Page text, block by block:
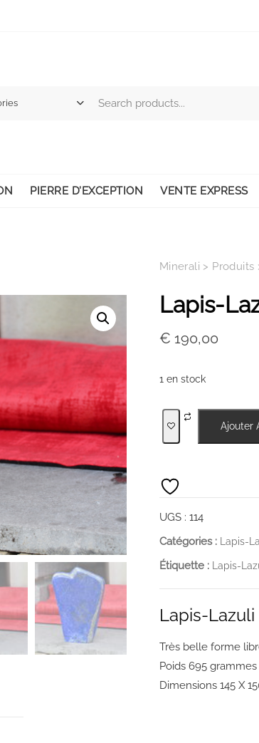
PIERRE D’EXCEPTION VENTE EXPRESS
Minerali > Produits
Lapis-
€ 190,00
1 en stock
Ajouter
UGS : 114
Catégories :
Lapis-
Étiquette : Lapis-
Lapis-Lazuli
Très belle forme
Poids 695 grammes
Dimensions 145 X